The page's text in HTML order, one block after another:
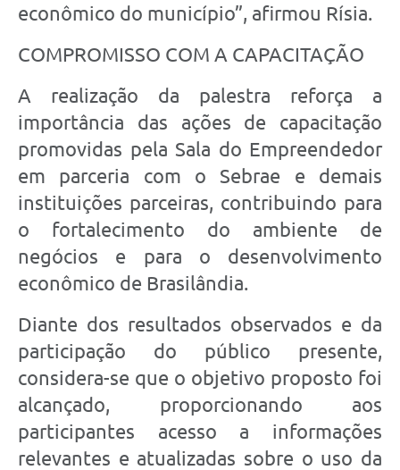
econômico do município”, afirmou Rísia.
COMPROMISSO COM A CAPACITAÇÃO
A realização da palestra reforça a
importância das ações de capacitação
promovidas pela Sala do Empreendedor
em parceria com o Sebrae e demais
instituições parceiras, contribuindo para
o fortalecimento do ambiente de
negócios e para o desenvolvimento
econômico de Brasilândia.
Diante dos resultados observados e da
participação do público presente,
considera-se que o objetivo proposto foi
alcançado, proporcionando aos
participantes acesso a informações
relevantes e atualizadas sobre o uso da